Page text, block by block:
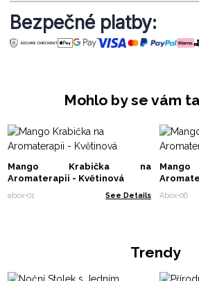
Bezpečné platby:
Mohlo by se vám
Mango Krabička na
Aromaterapii - Květinová
abox-01 See Details Abox-06
Trendy